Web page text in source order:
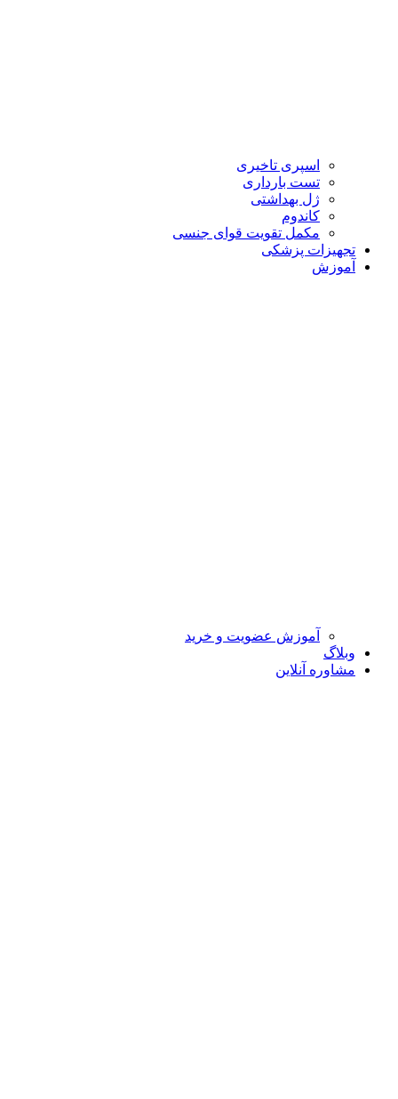
اسپری تاخیری
تست بارداری
ژل بهداشتی
کاندوم
مکمل تقویت قوای جنسی
تجهیزات پزشکی
آموزش
آموزش عضویت و خرید
وبلاگ
مشاوره آنلاین